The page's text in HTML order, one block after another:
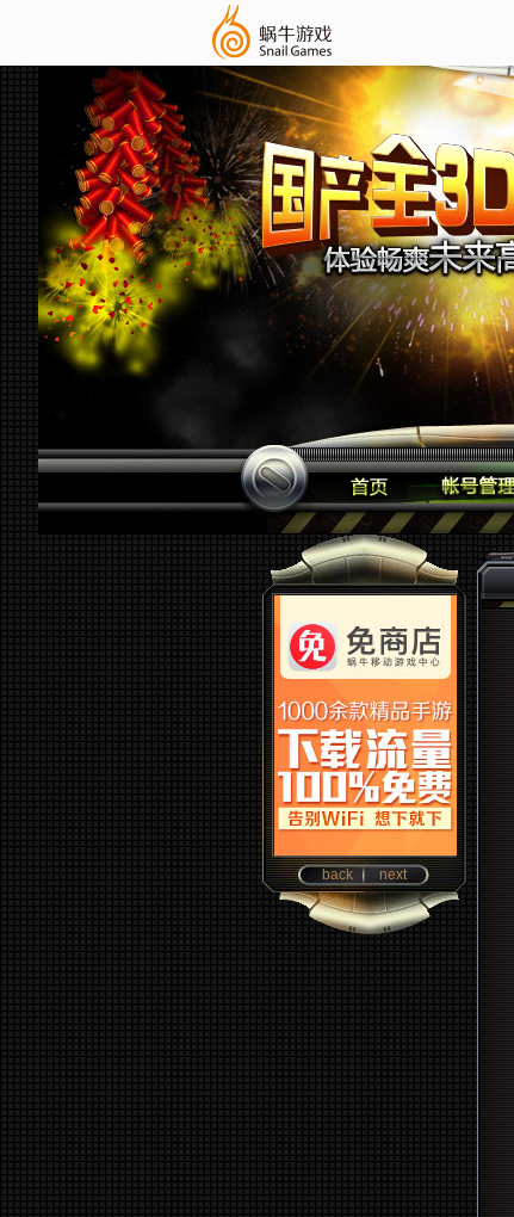
back next